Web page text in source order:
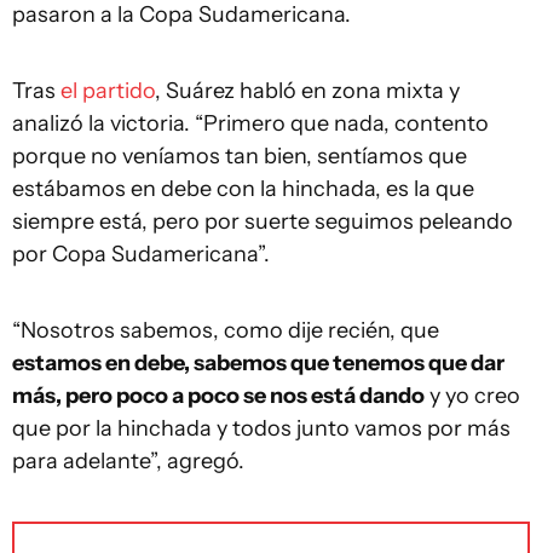
pasaron a la Copa Sudamericana.
Tras el partido, Suárez habló en zona mixta y
analizó la victoria. “Primero que nada, contento
porque no veníamos tan bien, sentíamos que
estábamos en debe con la hinchada, es la que
siempre está, pero por suerte seguimos peleando
por Copa Sudamericana”.
“Nosotros sabemos, como dije recién, que
estamos en debe, sabemos que tenemos que dar
más, pero poco a poco se nos está dandoy yo creo
que por la hinchada y todos junto vamos por más
para adelante”, agregó.